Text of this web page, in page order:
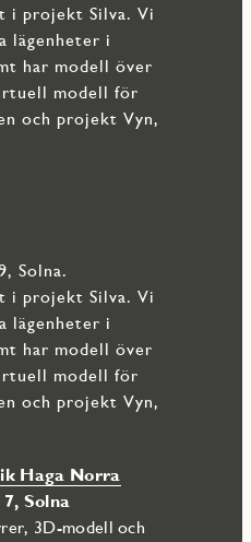
i projekt Silva. Vi
lägenheter i
har modell över
modell för
och projekt Vyn,
Solna.
i projekt Silva. Vi
lägenheter i
har modell över
modell för
och projekt Vyn,
Haga Norra
Solna
3D-modell och